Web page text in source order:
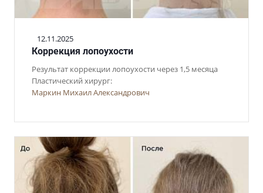
12.11.2025
Коррекция лопоухости
Результат коррекции лопоухости через 1,5 месяца
Пластический хирург:
Маркин Михаил Александрович